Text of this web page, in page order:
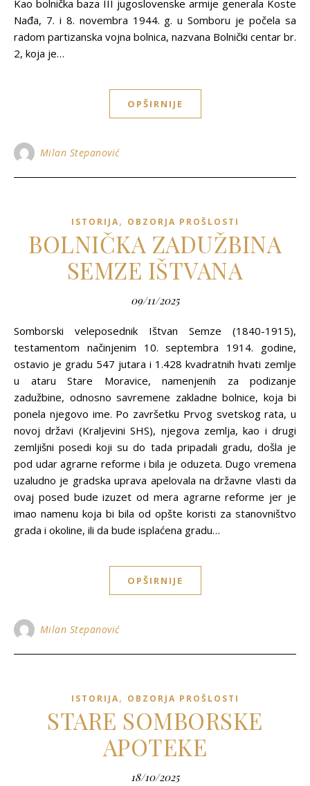
Kao bolnička baza III jugoslovenske armije generala Koste
Nađa, 7. i 8. novembra 1944. g. u Somboru je počela sa
radom partizanska vojna bolnica, nazvana Bolnički centar br.
2, koja je…
OPŠIRNIJE
Milan Stepanović
ISTORIJA, OBZORJA PROŠLOSTI
BOLNIČKA ZADUŽBINA
SEMZE IŠTVANA
09/11/2025
Somborski veleposednik Ištvan Semze (1840-1915),
testamentom načinjenim 10. septembra 1914. godine,
ostavio je gradu 547 jutara i 1.428 kvadratnih hvati zemlje
u ataru Stare Moravice, namenjenih za podizanje
zadužbine, odnosno savremene zakladne bolnice, koja bi
ponela njegovo ime. Po završetku Prvog svetskog rata, u
novoj državi (Kraljevini SHS), njegova zemlja, kao i drugi
zemljišni posedi koji su do tada pripadali gradu, došla je
pod udar agrarne reforme i bila je oduzeta. Dugo vremena
uzaludno je gradska uprava apelovala na državne vlasti da
ovaj posed bude izuzet od mera agrarne reforme jer je
imao namenu koja bi bila od opšte koristi za stanovništvo
grada i okoline, ili da bude isplaćena gradu…
OPŠIRNIJE
Milan Stepanović
ISTORIJA, OBZORJA PROŠLOSTI
STARE SOMBORSKE
APOTEKE
18/10/2025